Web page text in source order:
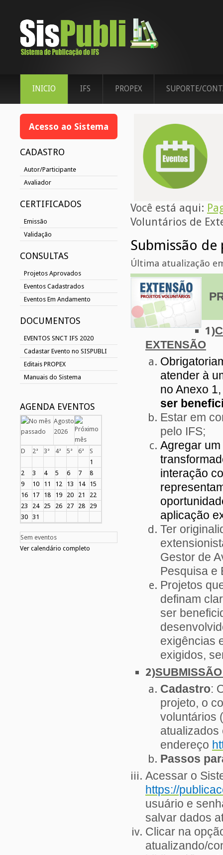
INICIO IFS PROPEX SUPORTE/
Acesso ao Sistema
CADASTRO
Autor/Participante
Avaliador
CERTIFICADOS
Emissão
Validação
CONSULTAS
Projetos Aprovados
Eventos Cadastrados
Eventos Em Andamento
DOCUMENTOS
EVENTOS SNCT IFS 2020
Cadastar Evento no SISPUBLI
Editais PROPEX
Manuais do Sistema
AGENDA EVENTOS
Agosto
2026
D 2ª 3ª 4ª 5ª 6ª
S
1
2
3 4 5 6 7
8
9
10 11 12 13 14
15
16
17 18 19 20 21
22
23
24 25 26 27 28
29
30 31
Sem eventos
Ver calendário completo
Você está aqui:
Voluntários de
Submissão
Última atualização
1)
EXTENSÃO
atender à
no Anexo
ser
Estar em
pelo IFS;
Agregar
interação
aplicação
Ter
Gestor de
Pesquisa e
Projetos
definam
ser
exigências
exigidos,
2)
Cadastro:
projeto, o
voluntários
atualizados
endereço
Passos
Acessar o
https://
usuário e
salvar dados
Clicar na
atualizando/